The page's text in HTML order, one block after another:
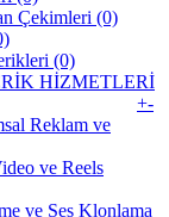
Çekimleri (0)
(0)
HİZMETLERİ
+-
Reklam ve
ve Reels
ve Ses Klonlama